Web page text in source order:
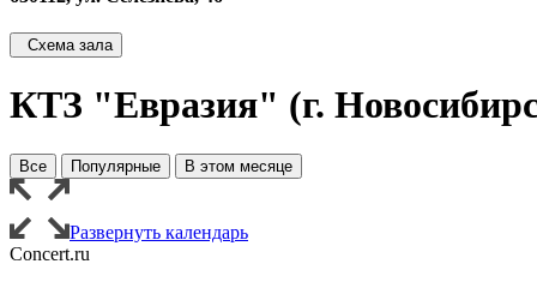
Схема зала
КТЗ "Евразия" (г.
Все Популярные В этом месяце
Развернуть календарь
Concert.ru